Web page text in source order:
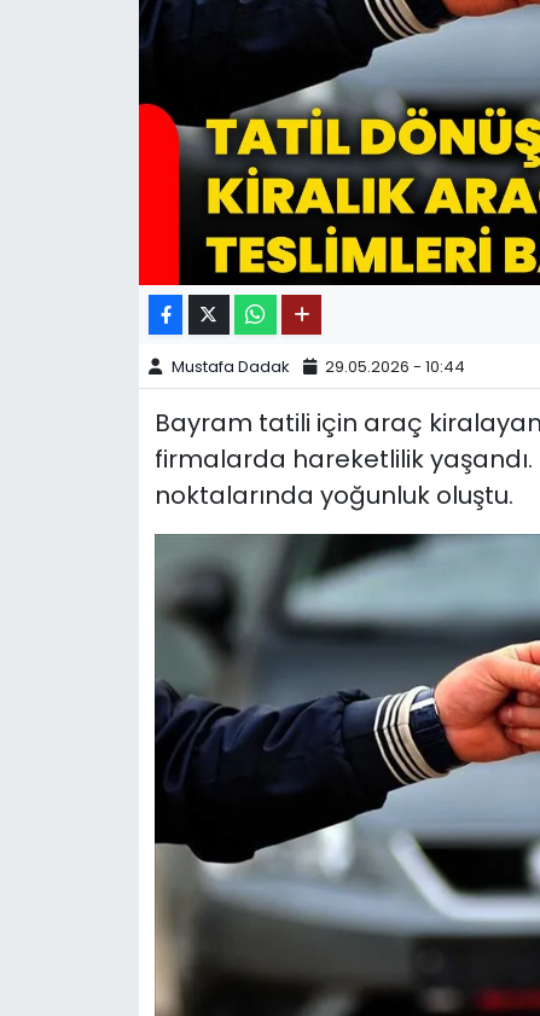
Mustafa Dadak 29.05.2026 - 10:44
Bayram tatili için araç
firmalarda hareketlilik
noktalarında yoğunluk oluştu.
11:11 MANŞET